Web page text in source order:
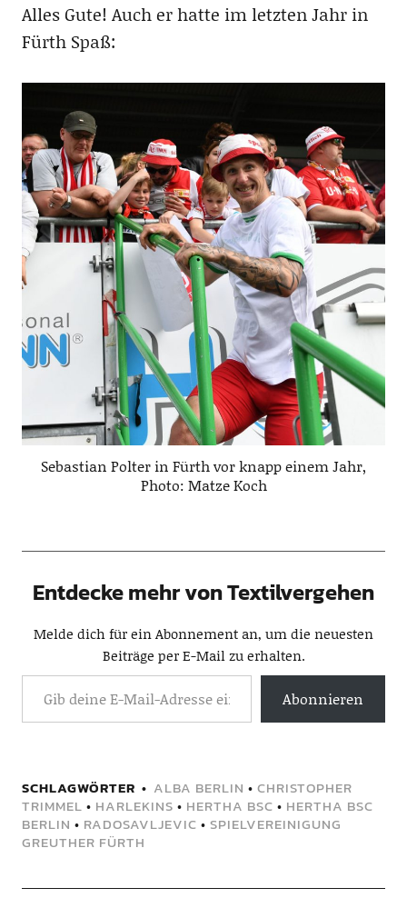
Alles Gute! Auch er hatte im letzten Jahr in
Fürth Spaß:
Sebastian Polter in Fürth vor knapp einem Jahr,
Photo: Matze Koch
Entdecke mehr von Textilvergehen
Melde dich für ein Abonnement an, um die neuesten
Beiträge per E-Mail zu erhalten.
Abonnieren
SCHLAGWÖRTER ALBA BERLIN • CHRISTOPHER
TRIMMEL • HARLEKINS • HERTHA BSC • HERTHA BSC
BERLIN • RADOSAVLJEVIC • SPIELVEREINIGUNG
GREUTHER FÜRTH